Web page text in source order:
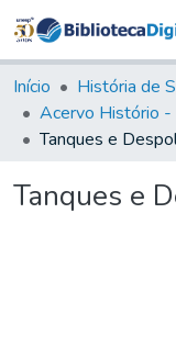
Início
História de
Tanques e
Tanques e